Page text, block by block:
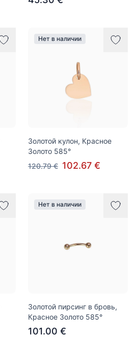
Нет в наличии
Золотой кулон, Красное
Золото 585°
120.79 € 102.67 €
Нет в наличии
Золотой пирсинг в бровь,
Красное Золото 585°
101.00 €